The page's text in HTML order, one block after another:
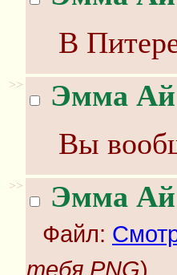
В
>> Эмма Ай
Вы
>> Эмма Ай
Файл:
тебя.PNG)